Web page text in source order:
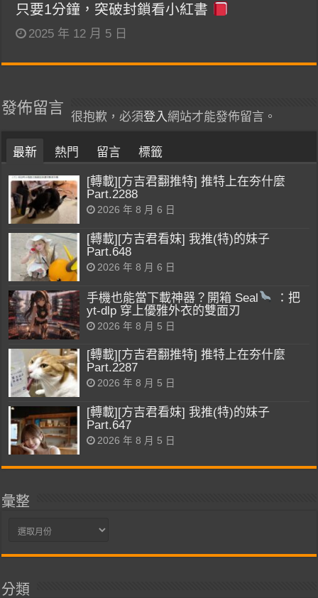
只要1分鐘，突破封鎖看小紅書
2025 年 12 月 5 日
發佈留言
很抱歉，必須登入網站才能發佈留言。
最新 熱門 留言 標籤
[轉載][方吉君翻推特] 推特上在夯什麼
Part.2288
2026 年 8 月 6 日
[轉載][方吉君看妹] 我推(特)的妹子
Part.648
2026 年 8 月 6 日
手機也能當下載神器？開箱 Seal
：把
yt-dlp 穿上優雅外衣的雙面刃
2026 年 8 月 5 日
[轉載][方吉君翻推特] 推特上在夯什麼
Part.2287
2026 年 8 月 5 日
[轉載][方吉君看妹] 我推(特)的妹子
Part.647
2026 年 8 月 5 日
彙整
彙
分類